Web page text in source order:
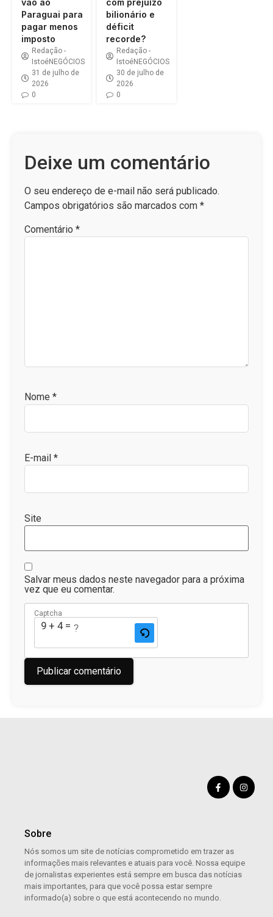
Paraguai para
pagar menos
imposto
Redação -
IstoéNEGÓCIOS
31 de julho de
2026
0
bilionário e
déficit
recorde?
Redação -
IstoéNEGÓCIOS
30 de julho de
2026
0
Deixe um comentário
O seu endereço de e-mail não será publicado.
Campos obrigatórios são marcados com *
Comentário *
Nome *
E-mail *
Site
Salvar meus dados neste navegador para a próxima
vez que eu comentar.
Captcha
9 + 4 = ?
Sobre
Nós somos um site de notícias comprometido em trazer as
informações mais relevantes e atuais para você. Nossa equipe
de jornalistas experientes está sempre em busca das notícias
mais importantes, para que você possa estar sempre
informado(a) sobre o que está acontecendo no mundo.